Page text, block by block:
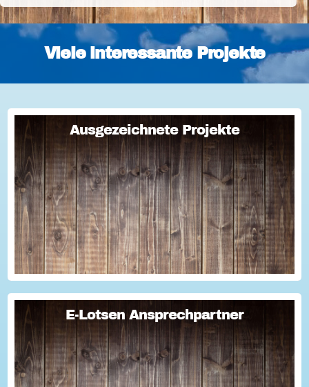
Viele interessante Projekte
Ausgezeichnete Projekte
Ausgezeichnete Projekte
Jetzt eine Initiative des Monats vorschlagen! Seit über
15 Jahren zeichnet die Hessische Landesregierung
besonders engagierte und vorbildliche Vereine,
Initiativen und Stiftungen als Initiative des...
E-Lotsen Ansprechpartner
E-Lotsen Ansprechpartner
Teaser E-Lotsen Ansprechpartner...